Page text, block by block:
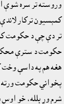
کمېسيون ترکار
حکومت د سترې
هغه هم په داسې
پخواني حکومت ورته
شرم وړ بلله، خو